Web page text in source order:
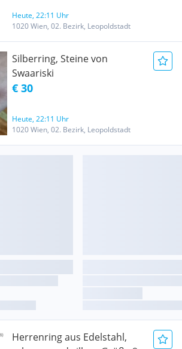
Heute, 22:11 Uhr
1020 Wien, 02. Bezirk, Leopoldstadt
Silberring, Steine von
Swaariski
€ 30
Heute, 22:11 Uhr
1020 Wien, 02. Bezirk, Leopoldstadt
Herrenring aus Edelstahl,